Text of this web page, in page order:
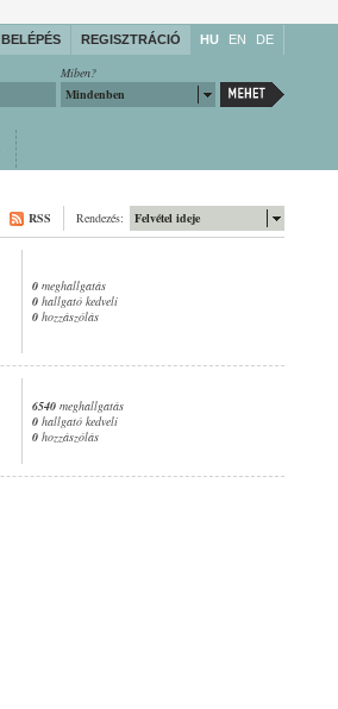
BELÉPÉS REGISZTRÁCIÓ HU EN DE
Miben?
Mindenben
Felvétel ideje
Rendezés:
RSS
0 meghallgatás
0 hallgató kedveli
0 hozzászólás
6540 meghallgatás
0 hallgató kedveli
0 hozzászólás